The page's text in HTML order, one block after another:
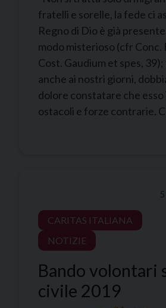
fratelli e sorelle, la fede ci
Regno di Dio è già
modo misterioso (cfr Conc.
Cost. Gaudium et spes,
anche ai nostri giorni,
dolore constatare che
ostacoli e forze contrarie.
CARITAS ITALIANA
NOTIZIE
Bando volontari
civile 2019